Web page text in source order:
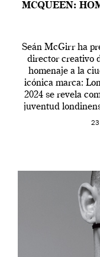
MCQUEEN:
Seán McGirr ha
director creativo
homenaje a la
icónica marca:
2024 se revela
juventud
en